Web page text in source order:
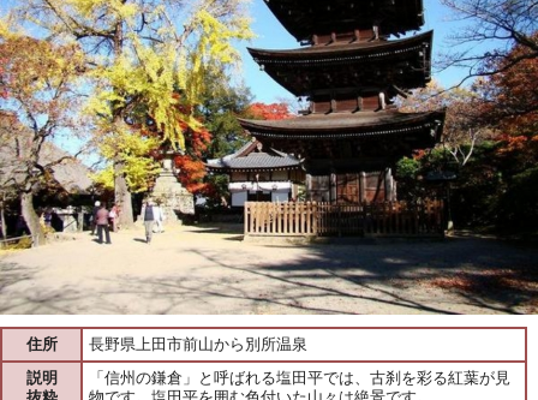
住所
長野県上田市前山から別所温泉
説明
「信州の鎌倉」と呼ばれる塩田平では、古刹を彩る紅葉が見